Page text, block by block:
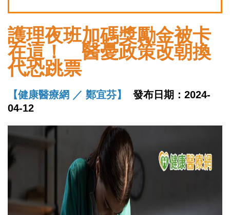
護理夜班加碼獎勵金被卡
在這！ 醫憂政策改朝換
代恐跳票
【健康醫療網 ／ 鄭宜芬】
發布日期：2024-
04-12